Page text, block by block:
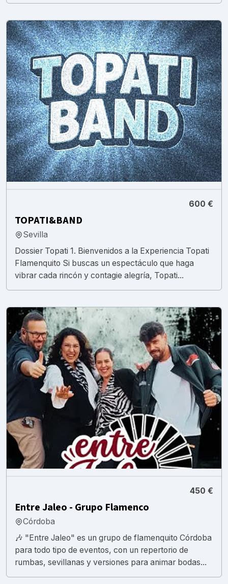
600 €
TOPATI&BAND
Sevilla
Dossier Topati 1. Bienvenidos a la Experiencia Topati
Flamenquito Si buscas un espectáculo que haga
vibrar cada rincón y contagie alegría, Topati...
450 €
Entre Jaleo - Grupo Flamenco
Córdoba
🎶 "Entre Jaleo" es un grupo de flamenquito Córdoba
para todo tipo de eventos, con un repertorio de
rumbas, sevillanas y versiones para animar bodas...